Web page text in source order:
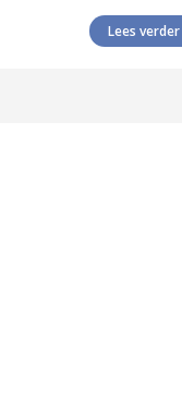
Lees verder